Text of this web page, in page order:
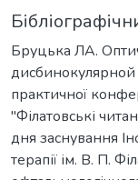
Бруцька ЛА.
практичної
"Філатовські
дня заснування
терапії ім. В. П.